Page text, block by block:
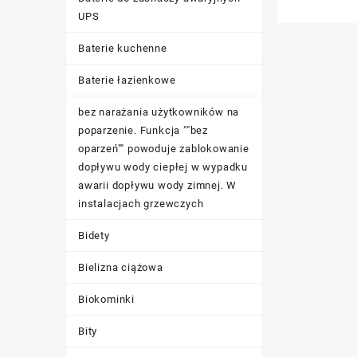
UPS
Baterie kuchenne
Baterie łazienkowe
bez narażania użytkowników na
poparzenie. Funkcja ""bez
oparzeń"" powoduje zablokowanie
dopływu wody ciepłej w wypadku
awarii dopływu wody zimnej. W
instalacjach grzewczych
Bidety
Bielizna ciążowa
Biokominki
Bity